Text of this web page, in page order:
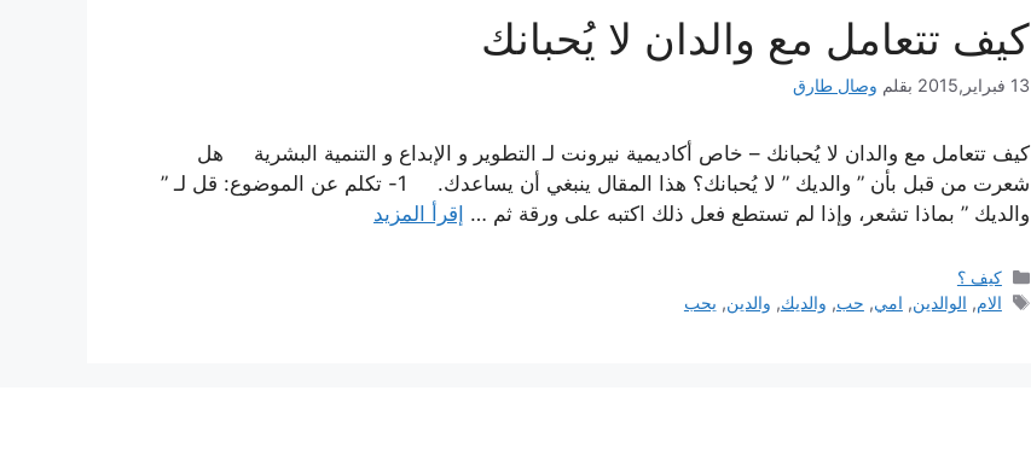
كيف تتعامل مع والدان لا يُحبانك
13 فبراير,2015 بقلم وصال طارق
كيف تتعامل مع والدان لا يُحبانك – خاص أكاديمية نيرونت لـ التطوير و الإبداع و التنمية البشرية هل
شعرت من قبل بأن ” والديك ” لا يُحبانك؟ هذا المقال ينبغي أن يساعدك. 1- تكلم عن الموضوع: قل لـ ”
والديك ” بماذا تشعر، وإذا لم تستطع فعل ذلك اكتبه على ورقة ثم … إقرأ المزيد
التصنيفات
كيف ؟
الوسوم
الام, الوالدين, امي, حب, والديك, والدين, يحب